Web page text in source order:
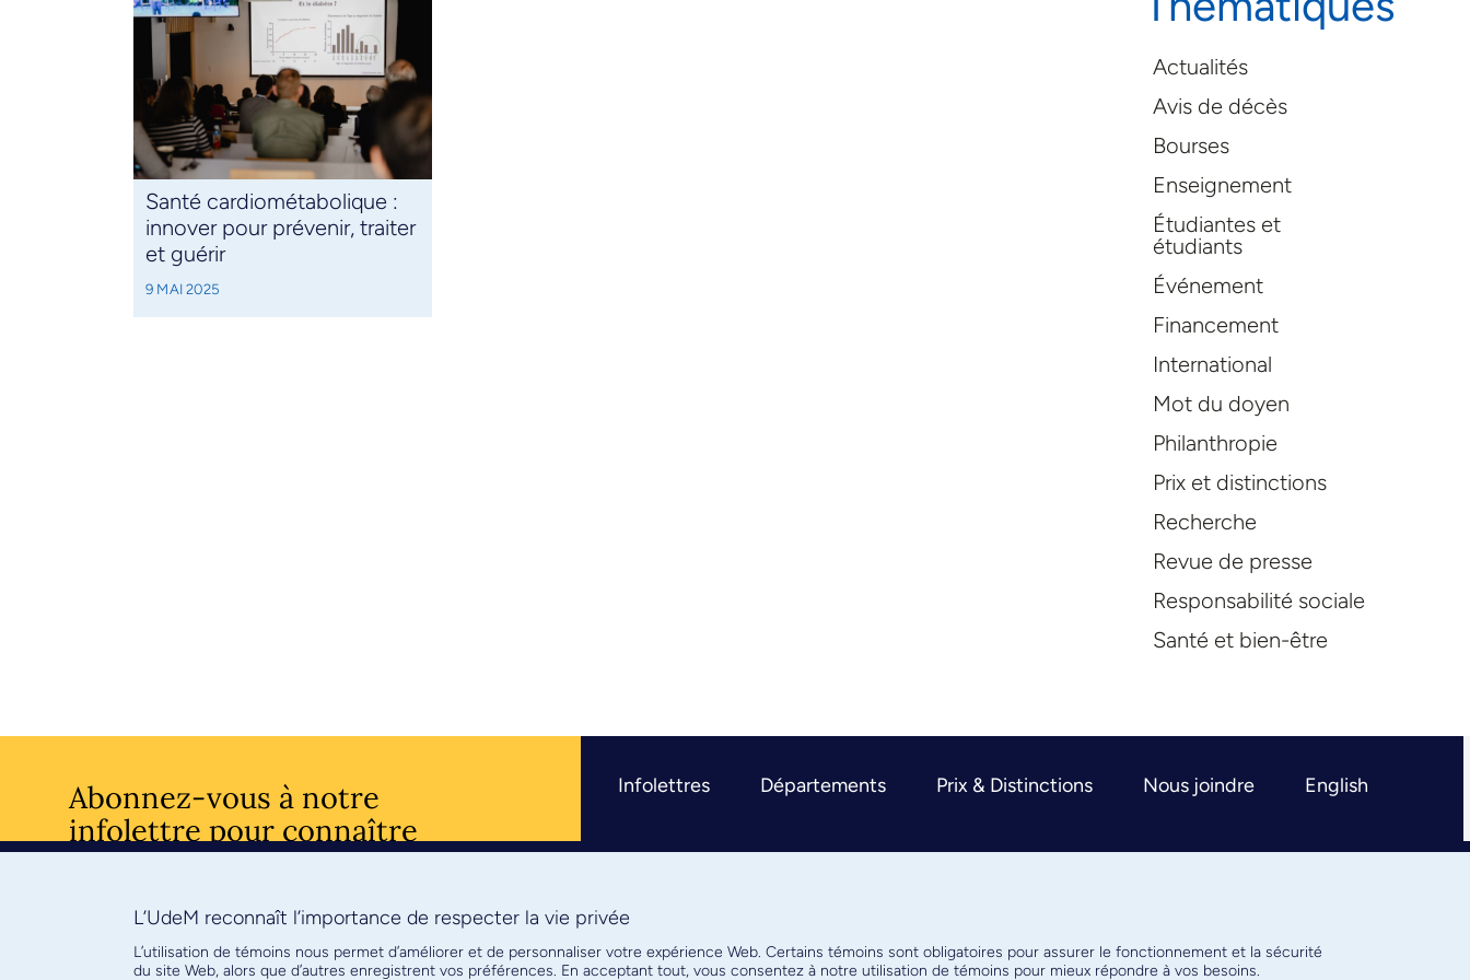
Santé cardiométabolique :
innover pour prévenir, traiter
et guérir
9 MAI 2025
Actualités
Avis de décès
Bourses
Enseignement
Étudiantes et
étudiants
Événement
Financement
International
Mot du doyen
Philanthropie
Prix et distinctions
Recherche
Revue de presse
Responsabilité sociale
Santé et bien-être
Abonnez-vous à notre
infolettre pour connaître
l’actualité facultaire
S'ABONNER
Infolettres Départements Prix & Distinctions Nous joindre English
L’UdeM reconnaît l’importance de respecter la vie privée
L’utilisation de témoins nous permet d’améliorer et de personnaliser votre expérience Web. Certains témoins sont obligatoires pour assurer le fonctionnement et la sécurité
du site Web, alors que d’autres enregistrent vos préférences. En acceptant tout, vous consentez à notre utilisation de témoins pour mieux répondre à vos besoins.